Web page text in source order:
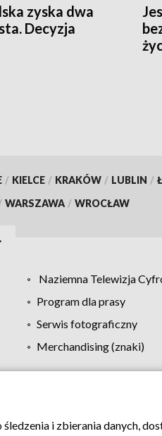
zyska dwa
Decyzja
/ KIELCE / KRAKÓW / LUBLIN /
WARSZAWA / WROCŁAW
Naziemna Telewizja
Program dla prasy
Serwis fotograficzny
Merchandising (znaki)
Biuro reklamy
i zbierania danych,